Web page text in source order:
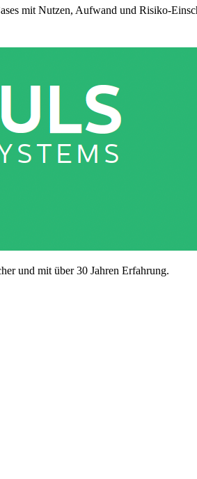
mit Nutzen, Aufwand und Risiko-
und mit über 30 Jahren Erfahrung.